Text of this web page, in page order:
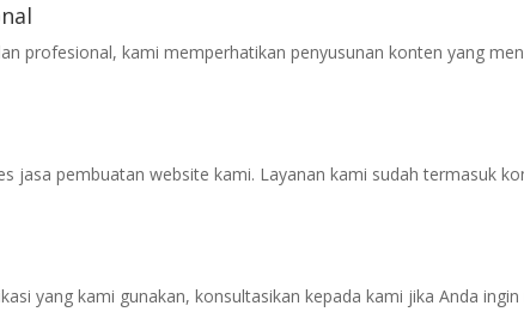
profesional, kami memperhatikan penyusunan konten yang
jasa pembuatan website kami. Layanan kami sudah termasuk
yang kami gunakan, konsultasikan kepada kami jika Anda